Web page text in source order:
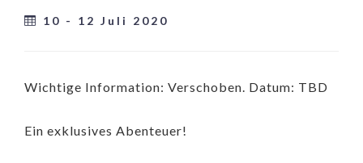
10 - 12 Juli 2020
Wichtige Information: Verschoben. Datum: TBD
Ein exklusives Abenteuer!